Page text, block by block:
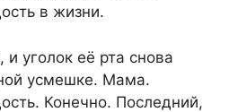
в жизни.
уголок её рта снова
усмешке. Мама.
Конечно. Последний,